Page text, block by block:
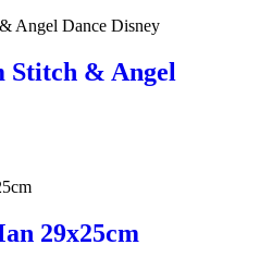
Stitch & Angel
29x25cm